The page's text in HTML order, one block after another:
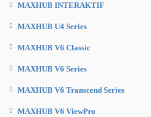
MAXHUB INTERAKTIF
MAXHUB U4 Series
MAXHUB V6 Classic
MAXHUB V6 Series
MAXHUB V6 Transcend Series
MAXHUB V6 ViewPro